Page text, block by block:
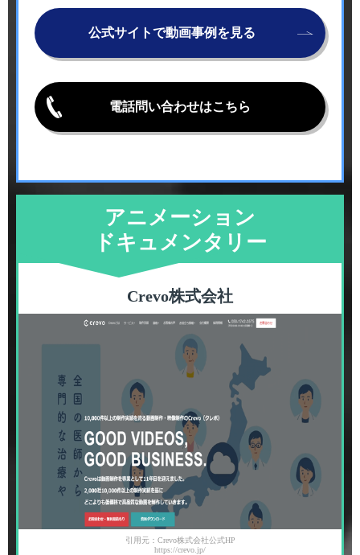
公式サイトで動画事例を見る
電話問い合わせはこちら
アニメーション
ドキュメンタリー
Crevo株式会社
引用元：Crevo株式会社公式HP
https://crevo.jp/